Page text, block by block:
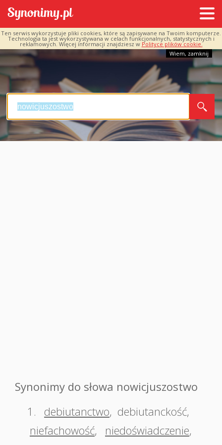
Ten serwis wykorzystuje pliki cookies, które są zapisywane na Twoim komputerze.
Technologia ta jest wykorzystywana w celach funkcjonalnych, statystycznych i
reklamowych. Więcej informacji znajdziesz w Polityce plików cookie.
Wiem, zamknij
Synonimy do słowa nowicjuszostwo
1.
debiutanctwo, debiutanckość,
niefachowość, niedoświadczenie,